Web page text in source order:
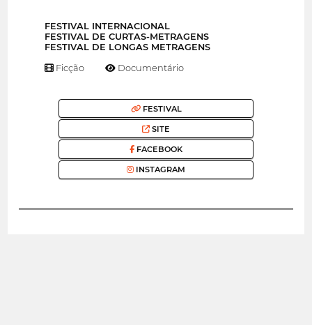
FESTIVAL INTERNACIONAL
FESTIVAL DE CURTAS-METRAGENS
FESTIVAL DE LONGAS METRAGENS
Ficção Documentário
FESTIVAL
SITE
FACEBOOK
INSTAGRAM